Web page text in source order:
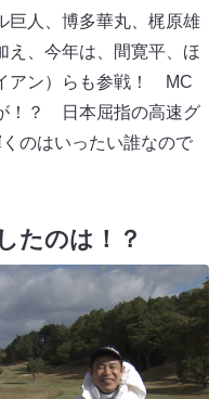
巨人、博多華丸、梶原雄
え、今年は、間寛平、ほ
アン）らも参戦！ MC
！？ 日本屈指の高速グ
のはいったい誰なので
たのは！？